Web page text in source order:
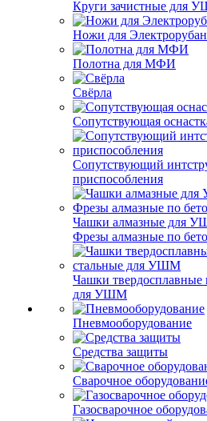
Круги зачистные для
Ножи для
Полотна для МФИ
Свёрла
Сопутствующая
Сопутствующий
приспособления
Чашки алмазные для
Фрезы алмазные по
Чашки твердосплавные
для УШМ
Пневмооборудование
Средства защиты
Сварочное
Газосварочное